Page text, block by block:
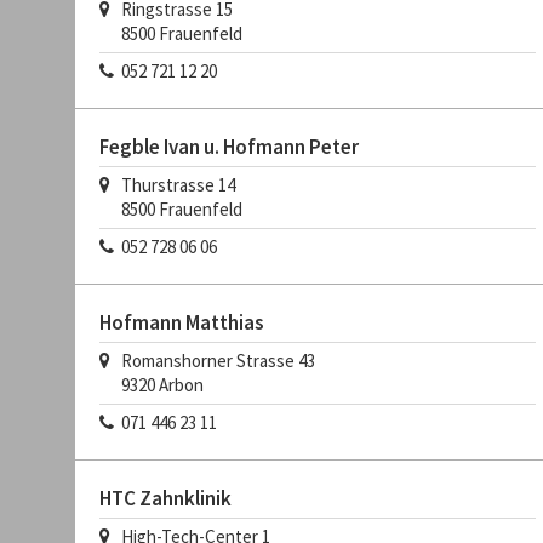
Ringstrasse 15
8500 Frauenfeld
052 721 12 20
Fegble Ivan u. Hofmann Peter
Thurstrasse 14
8500 Frauenfeld
052 728 06 06
Hofmann Matthias
Romanshorner Strasse 43
9320Arbon
071 446 23 11
HTC Zahnklinik
High-Tech-Center 1